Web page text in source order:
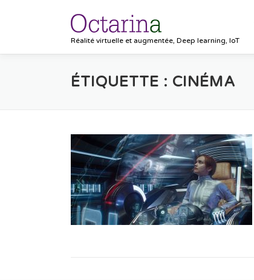
Réalité virtuelle et augmentée, Deep learning, IoT
ÉTIQUETTE : CINÉMA